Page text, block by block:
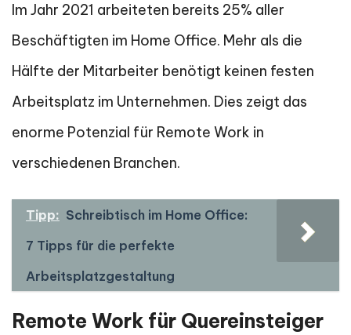
Im Jahr 2021 arbeiteten bereits 25% aller
Beschäftigten im Home Office. Mehr als die
Hälfte der Mitarbeiter benötigt keinen festen
Arbeitsplatz im Unternehmen. Dies zeigt das
enorme Potenzial für Remote Work in
verschiedenen Branchen.
Tipp: Schreibtisch im Home Office:
7 Tipps für die perfekte
Arbeitsplatzgestaltung
Remote Work für Quereinsteiger